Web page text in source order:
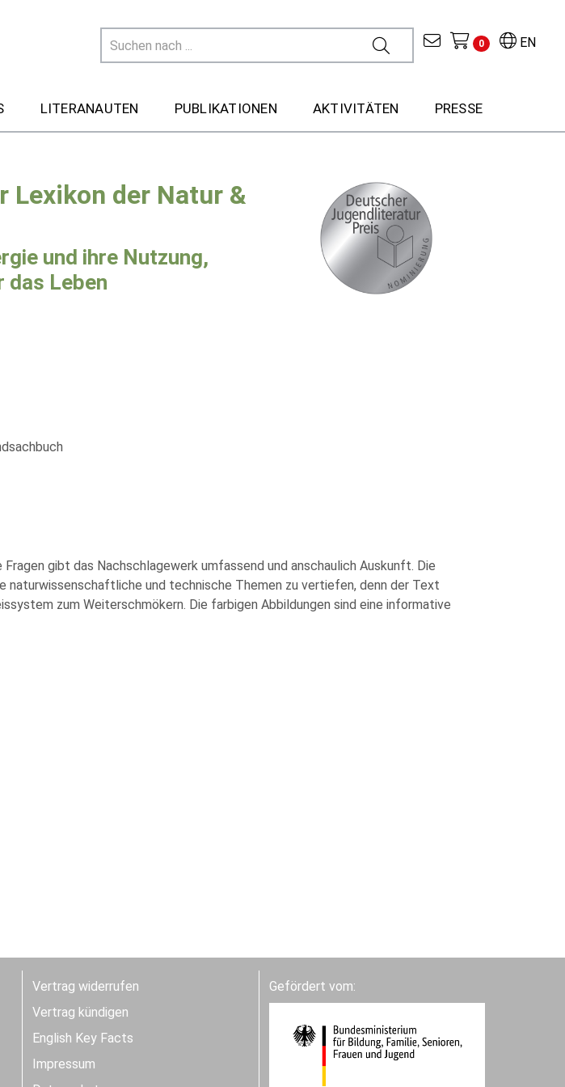
EN
0
LITERANAUTEN PUBLIKATIONEN AKTIVITÄTEN PRESSE
Lexikon der Natur &
und ihre Nutzung,
das Leben
gibt das Nachschlagewerk umfassend und anschaulich Auskunft. Die
naturwissenschaftliche und technische Themen zu vertiefen, denn der Text
zum Weiterschmökern. Die farbigen Abbildungen sind eine informative
Vertrag widerrufen
Vertrag kündigen
English Key Facts
Impressum
Gefördert vom: